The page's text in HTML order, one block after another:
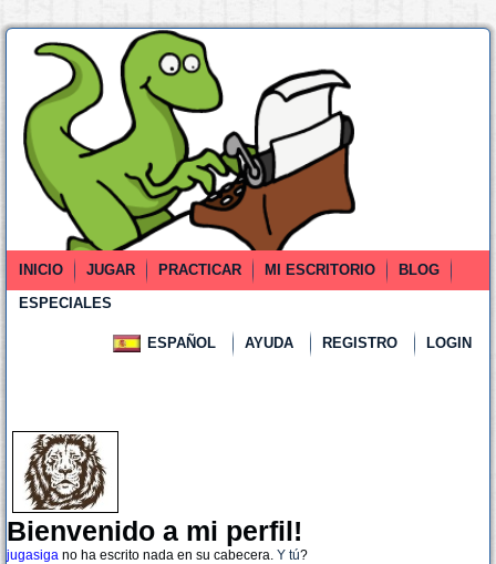
INICIO JUGAR PRACTICAR MI ESCRITORIO
BLOG
ESPECIALES
ESPAÑOL AYUDA REGISTRO LOGIN
Bienvenido a mi perfil!
jugasiga no ha escrito nada en su cabecera. Y tú?